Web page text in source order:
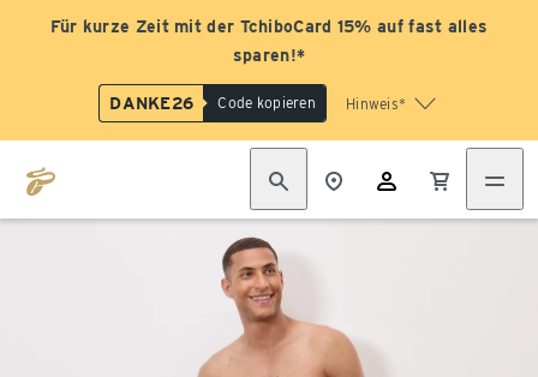
Für kurze Zeit mit der TchiboCard 15% auf fast alles
sparen!*
DANKE26 Code kopieren Hinweis*